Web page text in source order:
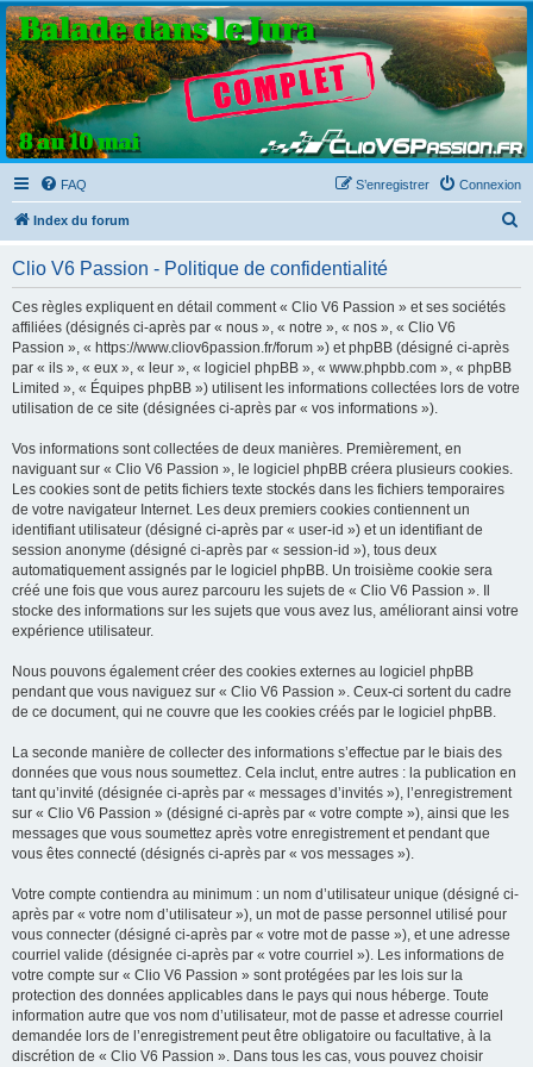
Clio V6 Passion
Le site français des passionnés de Clio V6
FAQ Connexion
S’enregistrer
Index du forum
Clio V6 Passion - Politique de confidentialité
Ces règles expliquent en détail comment « Clio V6 Passion » et ses sociétés
affiliées (désignés ci-après par « nous », « notre », « nos », « Clio V6
Passion », « https://www.cliov6passion.fr/forum ») et phpBB (désigné ci-après
par « ils », « eux », « leur », « logiciel phpBB », « www.phpbb.com », « phpBB
Limited », « Équipes phpBB ») utilisent les informations collectées lors de votre
utilisation de ce site (désignées ci-après par « vos informations »).
Vos informations sont collectées de deux manières. Premièrement, en
naviguant sur « Clio V6 Passion », le logiciel phpBB créera plusieurs cookies.
Les cookies sont de petits fichiers texte stockés dans les fichiers temporaires
de votre navigateur Internet. Les deux premiers cookies contiennent un
identifiant utilisateur (désigné ci-après par « user-id ») et un identifiant de
session anonyme (désigné ci-après par « session-id »), tous deux
automatiquement assignés par le logiciel phpBB. Un troisième cookie sera
créé une fois que vous aurez parcouru les sujets de « Clio V6 Passion ». Il
stocke des informations sur les sujets que vous avez lus, améliorant ainsi votre
expérience utilisateur.
Nous pouvons également créer des cookies externes au logiciel phpBB
pendant que vous naviguez sur « Clio V6 Passion ». Ceux-ci sortent du cadre
de ce document, qui ne couvre que les cookies créés par le logiciel phpBB.
La seconde manière de collecter des informations s’effectue par le biais des
données que vous nous soumettez. Cela inclut, entre autres : la publication en
tant qu’invité (désignée ci-après par « messages d’invités »), l’enregistrement
sur « Clio V6 Passion » (désigné ci-après par « votre compte »), ainsi que les
messages que vous soumettez après votre enregistrement et pendant que
vous êtes connecté (désignés ci-après par « vos messages »).
Votre compte contiendra au minimum : un nom d’utilisateur unique (désigné ci-
après par « votre nom d’utilisateur »), un mot de passe personnel utilisé pour
vous connecter (désigné ci-après par « votre mot de passe »), et une adresse
courriel valide (désignée ci-après par « votre courriel »). Les informations de
votre compte sur « Clio V6 Passion » sont protégées par les lois sur la
protection des données applicables dans le pays qui nous héberge. Toute
information autre que vos nom d’utilisateur, mot de passe et adresse courriel
demandée lors de l’enregistrement peut être obligatoire ou facultative, à la
discrétion de « Clio V6 Passion ». Dans tous les cas, vous pouvez choisir